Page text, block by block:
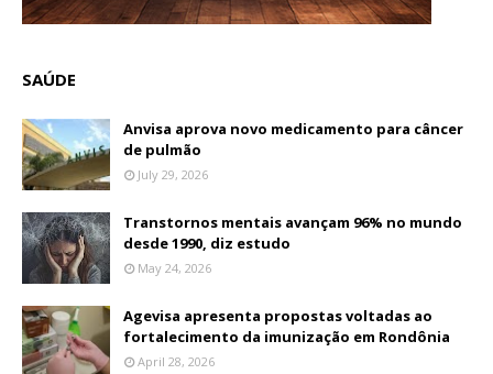
SAÚDE
Anvisa aprova novo medicamento para câncer
de pulmão
July 29, 2026
Transtornos mentais avançam 96% no mundo
desde 1990, diz estudo
May 24, 2026
Agevisa apresenta propostas voltadas ao
fortalecimento da imunização em Rondônia
April 28, 2026